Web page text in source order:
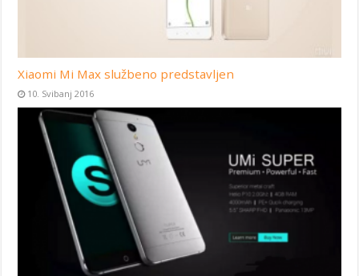
Xiaomi Mi Max službeno predstavljen
10. Svibanj 2016